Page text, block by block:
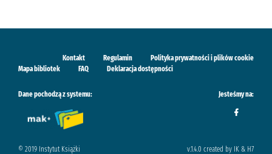
Kontakt Regulamin
Polityka prywatności i plików cookie
Mapa bibliotek
FAQ Deklaracja dostępności
Dane pochodzą z systemu: Jesteśmy na:
© 2019 Instytut Książki v.1.4.0 created by IK & H7